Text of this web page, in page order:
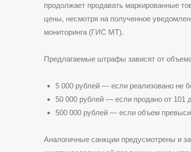
продолжает продавать маркированные
цены, несмотря на полученное
мониторинга (ГИС МТ).
Предлагаемые штрафы зависят от
5 000 рублей — если реализовано не
50 000 рублей — если продано от 101
500 000 рублей — если объем
Аналогичные санкции предусмотрены и